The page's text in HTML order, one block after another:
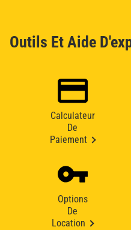
Outils Et Aide
Calculateur
De
Paiement
Options
De
Location